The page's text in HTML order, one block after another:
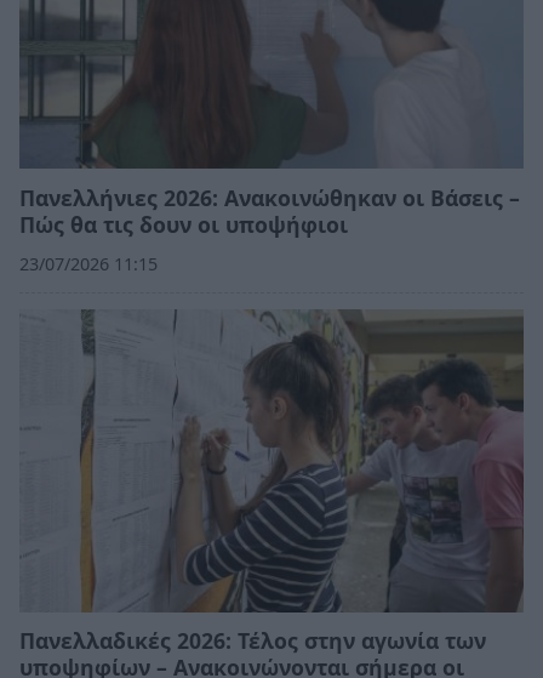
Πανελλήνιες 2026: Ανακοινώθηκαν οι Βάσεις –
Πώς θα τις δουν οι υποψήφιοι
23/07/2026 11:15
Πανελλαδικές 2026: Τέλος στην αγωνία των
υποψηφίων – Ανακοινώνονται σήμερα οι